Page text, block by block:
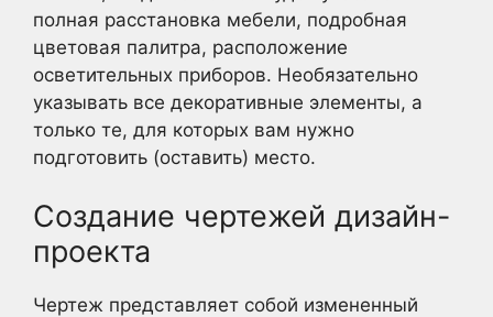
полная расстановка мебели, подробная
цветовая палитра, расположение
осветительных приборов. Необязательно
указывать все декоративные элементы, а
только те, для которых вам нужно
подготовить (оставить) место.
Создание чертежей дизайн-
проекта
Чертеж представляет собой измененный